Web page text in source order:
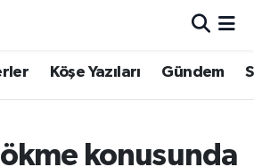
Köşe Yazıları Gündem
konusunda
Vakitleri